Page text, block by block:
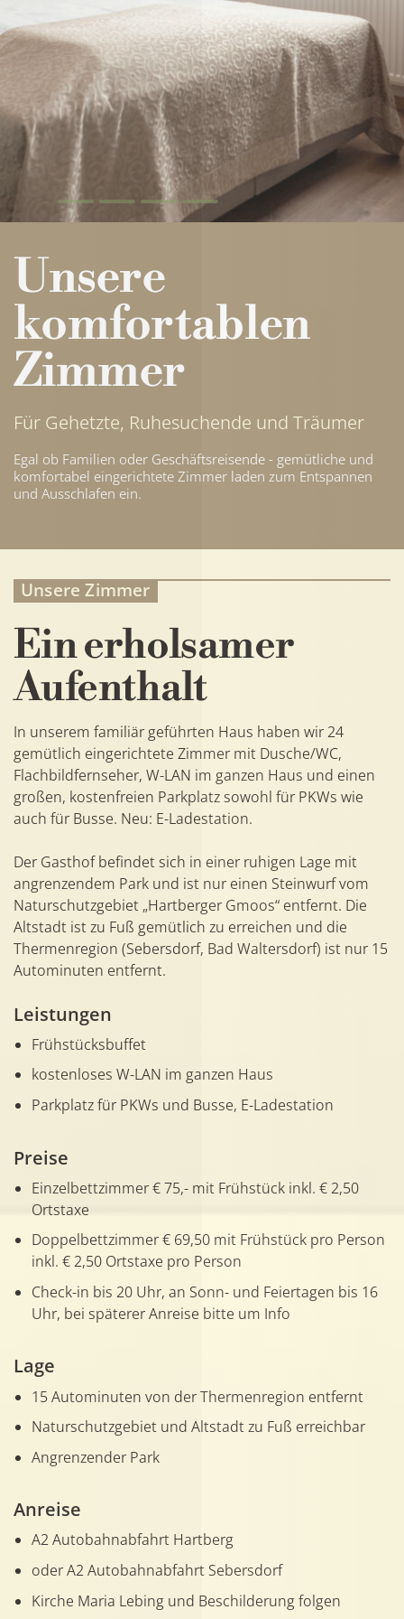
att-id:524
Unsere
komfortablen
Zimmer
Für Gehetzte, Ruhesuchende und Träumer
Egal ob Familien oder Geschäftsreisende - gemütliche und
komfortabel eingerichtete Zimmer laden zum Entspannen
und Ausschlafen ein.
Zimmer
Unsere Zimmer
Ein erholsamer
Aufenthalt
In unserem familiär geführten Haus haben wir 24
gemütlich eingerichtete Zimmer mit Dusche/WC,
Flachbildfernseher, W-LAN im ganzen Haus und einen
großen, kostenfreien Parkplatz sowohl für PKWs wie
auch für Busse. Neu: E-Ladestation.
Der Gasthof befindet sich in einer ruhigen Lage mit
angrenzendem Park und ist nur einen Steinwurf vom
Naturschutzgebiet „Hartberger Gmoos“ entfernt. Die
Altstadt ist zu Fuß gemütlich zu erreichen und die
Thermenregion (Sebersdorf, Bad Waltersdorf) ist nur 15
Autominuten entfernt.
Leistungen
Frühstücksbuffet
kostenloses W-LAN im ganzen Haus
Parkplatz für PKWs und Busse, E-Ladestation
Preise
Einzelbettzimmer € 75,- mit Frühstück inkl. € 2,50
Ortstaxe
Doppelbettzimmer € 69,50 mit Frühstück pro Person
inkl. € 2,50 Ortstaxe pro Person
Check-in bis 20 Uhr, an Sonn- und Feiertagen bis 16
Uhr, bei späterer Anreise bitte um Info
Lage
15 Autominuten von der Thermenregion entfernt
Naturschutzgebiet und Altstadt zu Fuß erreichbar
Angrenzender Park
Anreise
A2 Autobahnabfahrt Hartberg
oder A2 Autobahnabfahrt Sebersdorf
Kirche Maria Lebing und Beschilderung folgen